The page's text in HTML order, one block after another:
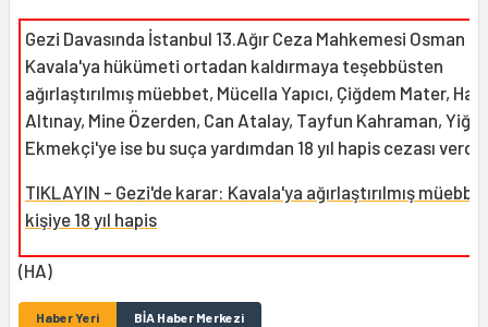
Gezi Davasında İstanbul 13.Ağır Ceza Mahkemesi Osman
Kavala'ya hükümeti ortadan kaldırmaya teşebbüsten
ağırlaştırılmış müebbet, Mücella Yapıcı, Çiğdem Mater,
Altınay, Mine Özerden, Can Atalay, Tayfun Kahraman, Yiğit
Ekmekçi'ye ise bu suça yardımdan 18 yıl hapis cezası verdi.
TIKLAYIN - Gezi'de karar: Kavala'ya ağırlaştırılmış
kişiye 18 yıl hapis
(HA)
Haber Yeri BİA Haber Merkezi